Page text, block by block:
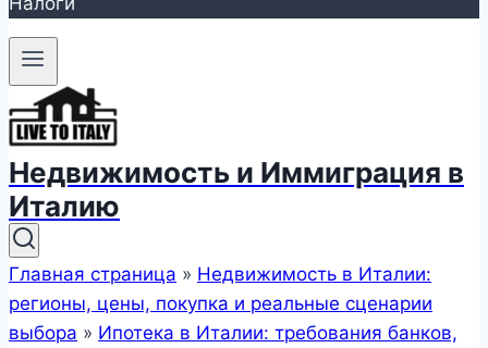
Недвижимость и Иммиграция в
Италию
Главная страница » Недвижимость в Италии:
регионы, цены, покупка и реальные сценарии
выбора » Ипотека в Италии: требования банков,